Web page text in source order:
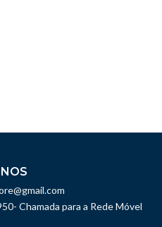
Chamada para a Rede Móvel